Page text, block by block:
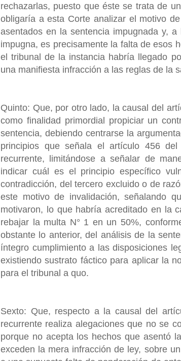
rechazarlas, puesto que éste se trata de
obligaría a esta Corte analizar el motivo
asentados en la sentencia impugnada y,
impugna, es precisamente la falta de esos
el tribunal de la instancia habría llegado
una manifiesta infracción a las reglas de la
Quinto: Que, por otro lado, la causal del
como finalidad primordial propiciar un
sentencia, debiendo centrarse la
principios que señala el artículo 456
recurrente, limitándose a señalar de
indicar cuál es el principio específico
contradicción, del tercero excluido o de
este motivo de invalidación, señalando
motivaron, lo que habría acreditado en la
rebajar la multa N° 1 en un 50%,
obstante lo anterior, del análisis de la
íntegro cumplimiento a las disposiciones
existiendo sustrato fáctico para aplicar la
para el tribunal a quo.
Sexto: Que, respecto a la causal del
recurrente realiza alegaciones que no se
porque no acepta los hechos que asentó
exceden la mera infracción de ley, sobre